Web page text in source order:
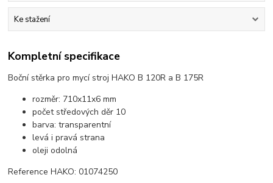
Ke stažení
Kompletní specifikace
Boční stěrka pro mycí stroj HAKO B 120R a B 175R
rozměr: 710x11x6 mm
počet středových děr 10
barva: transparentní
levá i pravá strana
oleji odolná
Reference HAKO: 01074250